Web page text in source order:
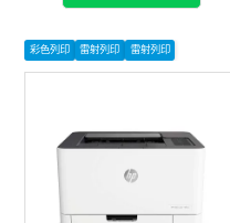
彩色列印 雷射列印 雷射列印